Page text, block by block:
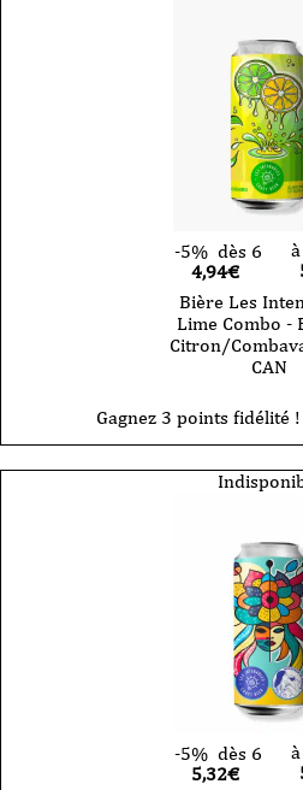
-5% dès 6
4,94€
Bière Les
Lime Combo -
Citron/
CAN
Gagnez 3 points fidélité !
-5% dès 6
5,32€